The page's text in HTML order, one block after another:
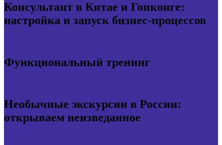
Консультант в Китае и Гонконге:
настройка и запуск бизнес-процессов
Функциональный тренинг
Необычные экскурсии в России:
открываем неизведанное